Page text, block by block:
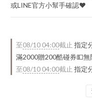
或LINE官方小幫手確認♥
至08/10 04:00截止 指定
滿2000贈200酷碰券💵無
至08/10 04:00截止 指定